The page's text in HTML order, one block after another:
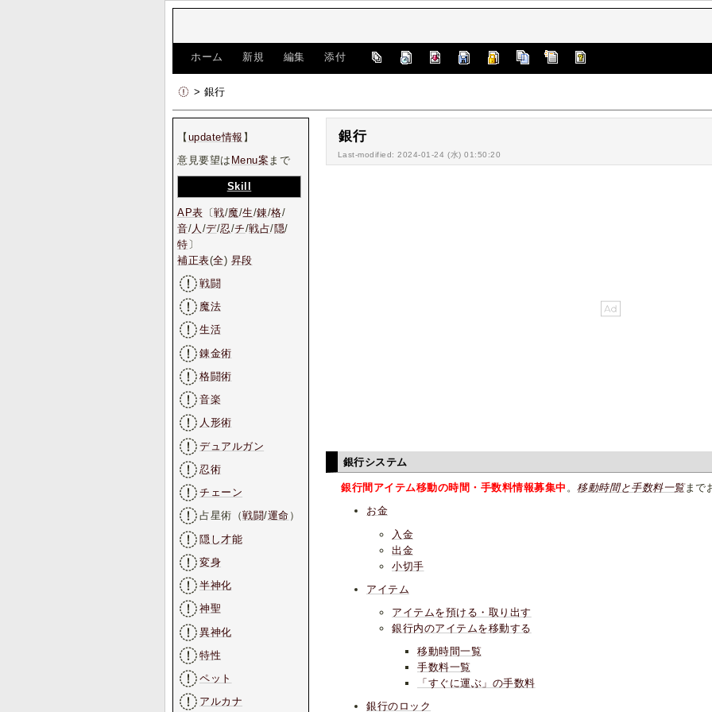
ホーム 新規 編集 添付
> 銀行
銀行
Last-modified: 2024-01-24 (水) 01:50:20
銀行システム
銀行間アイテム移動の時間・手数料情報募集中 。移動時間と手数料一覧まで
お金
入金
出金
小切手
アイテム
アイテムを預ける・取り出す
銀行内のアイテムを移動する
移動時間一覧
手数料一覧
「すぐに運ぶ」の手数料
銀行のロック
【update情報 】
意見要望は Menu案 まで
Skill
AP表 〔戦/魔/生/錬/格/
音/ 人 /デ/忍/チ/戦占/隠/
特 〕
補正表(全) 昇段
戦闘
魔法
生活
錬金術
格闘術
音楽
人形術
デュアルガン
忍術
チェーン
占星術（戦闘/運命 ）
隠し才能
変身
半神化
神聖
異神化
特性
ペット
アルカナ